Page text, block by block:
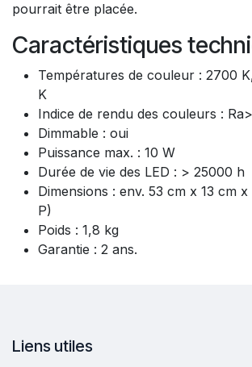
pourrait être placée.
Caractéristiques
Températures de couleur : 2700
K
Indice de rendu des couleurs :
Dimmable : oui
Puissance max. : 10 W
Durée de vie des LED : > 25000 h
Dimensions : env. 53 cm x 13 cm
P)
Poids : 1,8 kg
Garantie : 2 ans.
Liens utiles